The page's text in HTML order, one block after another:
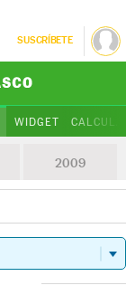
SUSCRÍBETE
WIDGET
2009